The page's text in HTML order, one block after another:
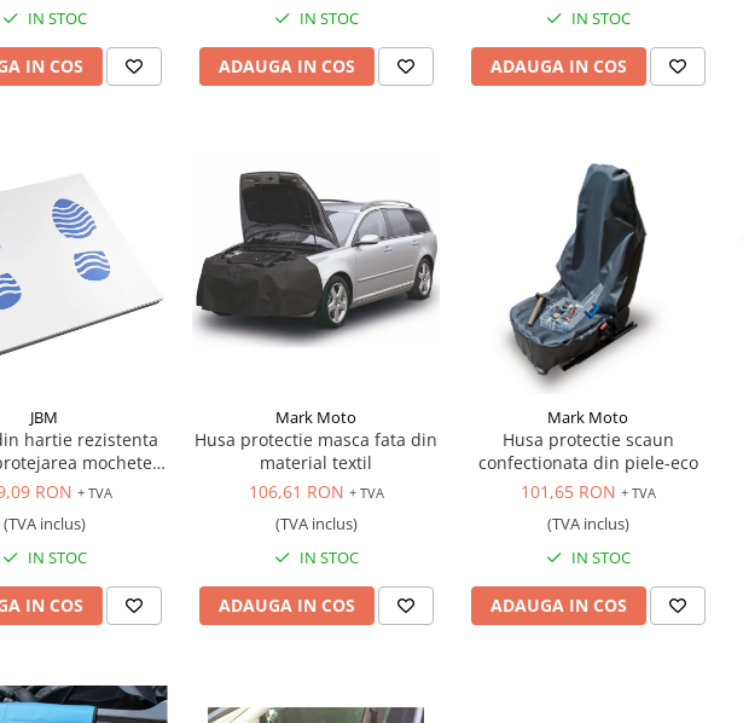
IN STOC
IN COS
IN STOC
ADAUGA IN COS
IN STOC
ADAUGA IN COS
JBM
hartie rezistenta
mochetei
250 buc.
RON + TVA
(TVA inclus)
IN STOC
IN COS
Mark Moto
Husa protectie masca fata din
material textil
106,61 RON + TVA
(TVA inclus)
IN STOC
ADAUGA IN COS
Mark Moto
Husa protectie scaun
confectionata din piele-eco
101,65 RON + TVA
(TVA inclus)
IN STOC
ADAUGA IN COS